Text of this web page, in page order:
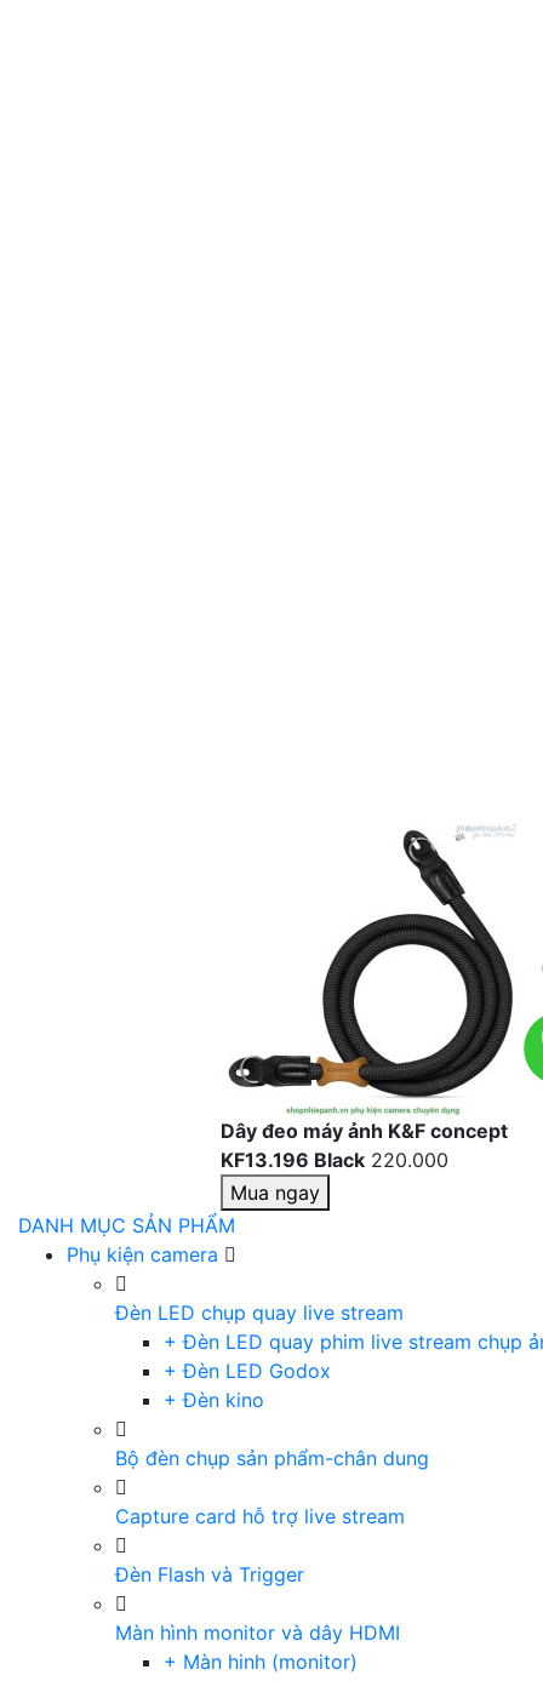
Dây đeo máy ảnh K&F concept
KF13.196 Black 220.000
Mua ngay
DANH MỤC SẢN PHẨM
Phụ kiện camera
Đèn LED chụp quay live stream
+ Đèn LED quay phim live stream chụp
+ Đèn LED Godox
+ Đèn kino
Bộ đèn chụp sản phẩm-chân dung
Capture card hỗ trợ live stream
Đèn Flash và Trigger
Màn hình monitor và dây HDMI
+ Màn hinh (monitor)